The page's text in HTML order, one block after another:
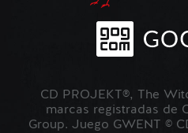
CD PROJEKT®, The
marcas registradas de
Group. Juego GWENT ©